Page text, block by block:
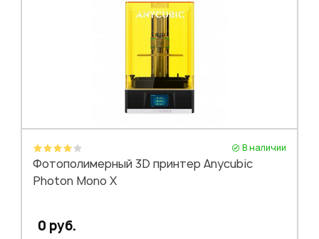
В наличии
Фотополимерный 3D принтер Anycubic
Photon Mono X
0 руб.